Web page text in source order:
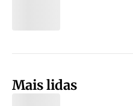
Mais lidas